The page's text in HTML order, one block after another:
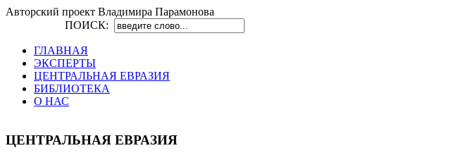
Авторский проект Владимира Парамонова
ПОИСК:
ГЛАВНАЯ
ЭКСПЕРТЫ
ЦЕНТРАЛЬНАЯ ЕВРАЗИЯ
БИБЛИОТЕКА
О НАС
ЦЕНТРАЛЬНАЯ ЕВРАЗИЯ